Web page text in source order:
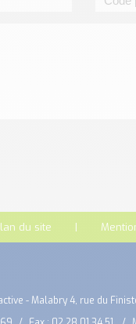
du site
- Malabry 4, rue du